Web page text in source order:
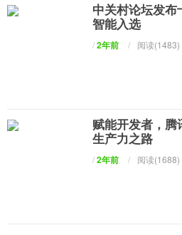
中关村论坛发
智能入选
/2年前 / 阅读(1483)
赋能开发者，
生产力之路
/2年前 / 阅读(1688)